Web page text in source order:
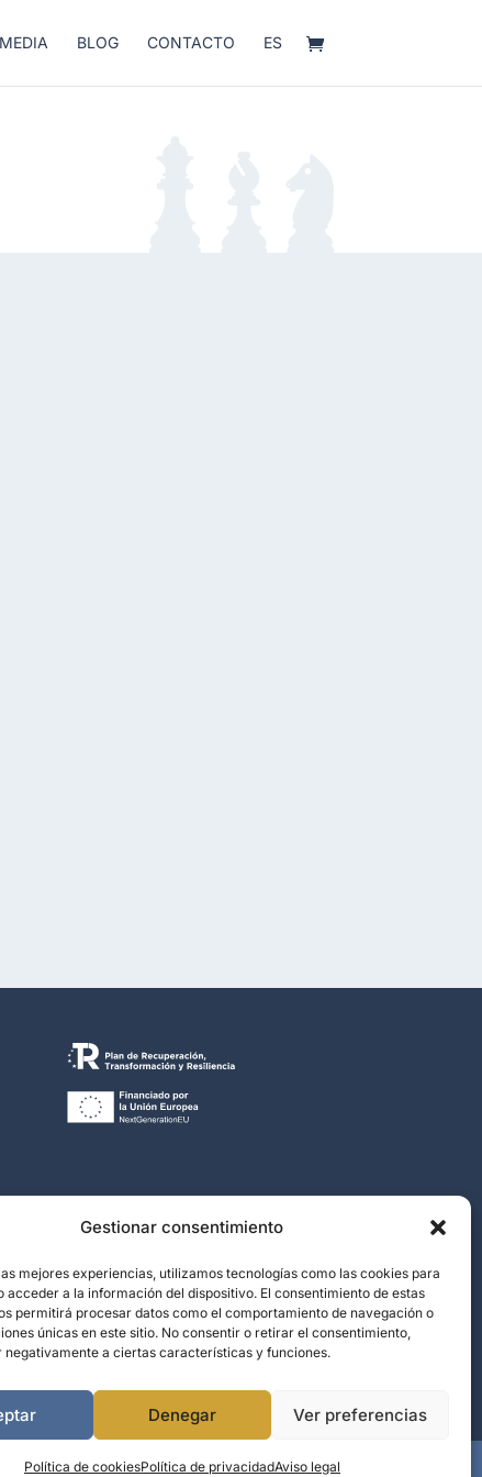
Gestionar consentimiento
mejores experiencias, utilizamos tecnologías como las cookies para
acceder a la información del dispositivo. El consentimiento de estas
permitirá procesar datos como el comportamiento de navegación o
únicas en este sitio. No consentir o retirar el consentimiento,
negativamente a ciertas características y funciones.
Denegar Ver preferencias
Política de cookiesPolítica de privacidadAviso legal
BLOG CONTACTO ES